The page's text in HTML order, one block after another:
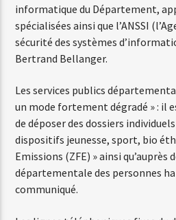
Web-Radio-Années 70
Web-Radio-Latino
informatique du Département,
spécialisées ainsi que l’ANSSI
sécurité des systèmes
Bertrand Bellanger.
Les services publics
un mode fortement dégradé » : il
de déposer des dossiers
dispositifs jeunesse, sport, bio
Emissions (ZFE) » ainsi qu’auprès
départementale des personnes
communiqué.